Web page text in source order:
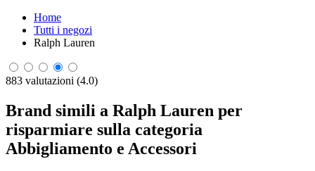
Home
Tutti i negozi
Ralph Lauren
883 valutazioni (4.0)
Brand simili a Ralph Lauren per
risparmiare sulla categoria
Abbigliamento e Accessori